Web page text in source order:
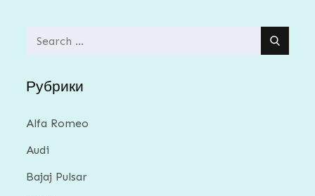
Search
Рубрики
Alfa Romeo
Audi
Bajaj Pulsar